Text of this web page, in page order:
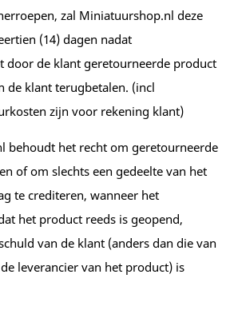
zal Miniatuurshop.nl deze
(14) dagen nadat
door de klant geretourneerde product
de klant terugbetalen. (incl
zijn voor rekening klant)
behoudt het recht om geretourneerde
of om slechts een gedeelte van het
te crediteren, wanneer het
het product reeds is geopend,
van de klant (anders dan die van
leverancier van het product) is